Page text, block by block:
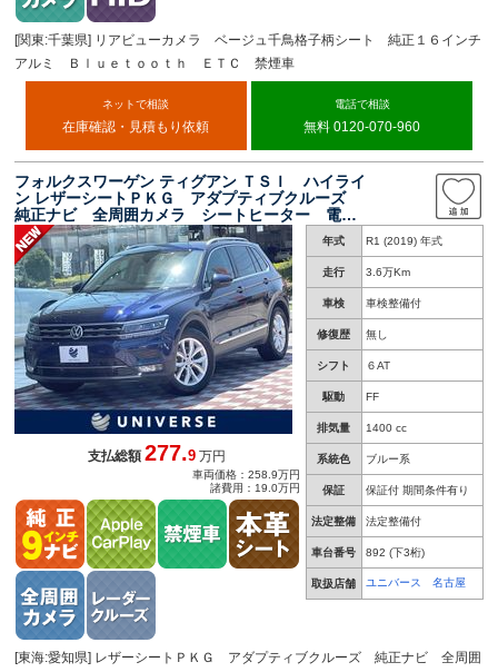
[関東:千葉県] リアビューカメラ ベージュ千鳥格子柄シート 純正１６インチ
アルミ Ｂｌｕｅｔｏｏｔｈ ＥＴＣ 禁煙車
ネットで相談
在庫確認・見積もり依頼
電話で相談
無料 0120-070-960
フォルクスワーゲン ティグアン ＴＳＩ ハイライ
ン レザーシートＰＫＧ アダプティブクルーズ
純正ナビ 全周囲カメラ シートヒーター 電動
リアゲート Ａｐｐｌｅｃａｒｐｌａｙ Ｂｌｕ
ｅｔｏｏｔｈ接続 ＬＥＤヘッドランプ 純正１
８インチＡＷ ＥＴＣ 禁煙
年式 R1 (2019) 年式
走行 3.6万Km
車検 車検整備付
修復歴 無し
シフト ６AT
駆動 FF
排気量 1400 cc
系統色 ブルー系
保証 保証付 期間条件有り
法定整備 法定整備付
車台番号 892 (下3桁)
取扱店舗 ユニバース 名古屋
支払総額277.9 万円
車両価格：258.9万円
諸費用：19.0万円
[東海:愛知県] レザーシートＰＫＧ アダプティブクルーズ 純正ナビ 全周囲